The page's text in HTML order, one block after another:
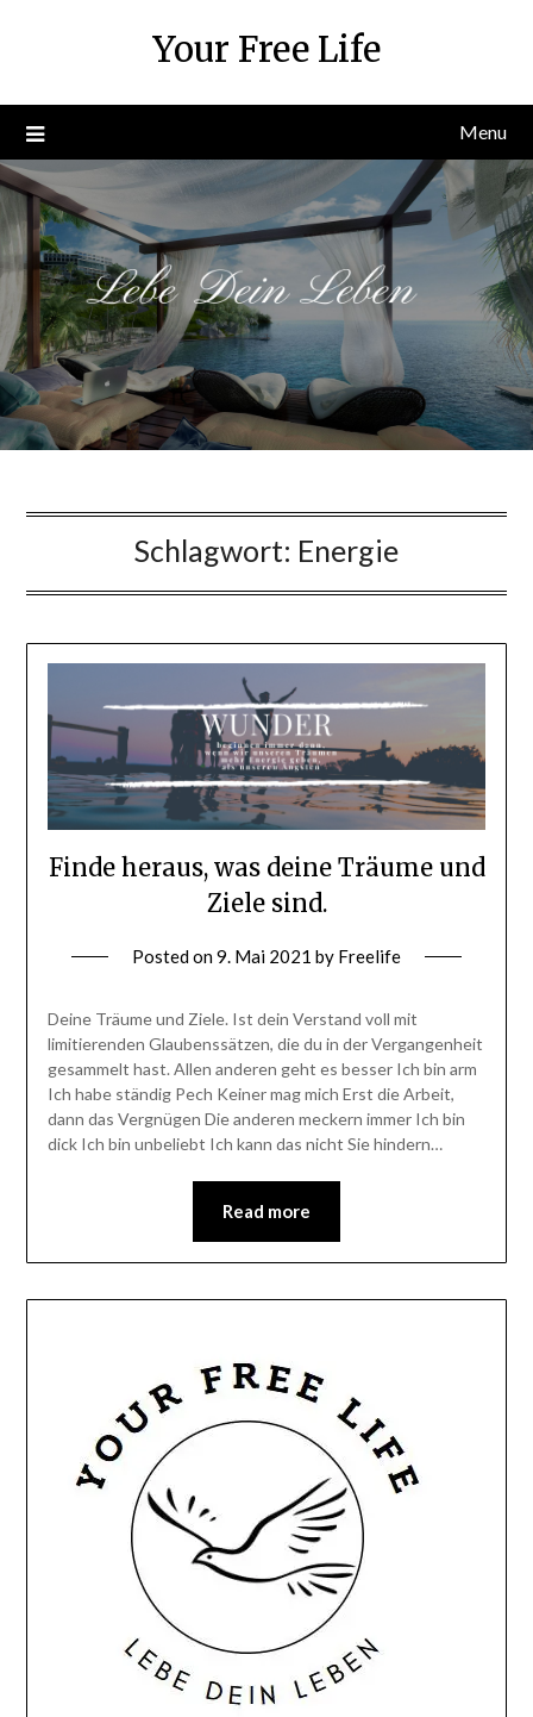
Your Free Life
Menu
Schlagwort: Energie
Finde heraus, was deine Träume und
Ziele sind.
Posted on9. Mai 2021 by Freelife
Deine Träume und Ziele. Ist dein Verstand voll mit
limitierenden Glaubenssätzen, die du in der Vergangenheit
gesammelt hast. Allen anderen geht es besser Ich bin arm
Ich habe ständig Pech Keiner mag mich Erst die Arbeit,
dann das Vergnügen Die anderen meckern immer Ich bin
dick Ich bin unbeliebt Ich kann das nicht Sie hindern…
Read more